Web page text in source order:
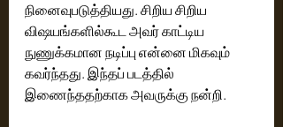
நினைவுபடுத்தியது. சிறிய சிறிய
விஷயங்களில்கூட அவர் காட்டிய
நுணுக்கமான நடிப்பு என்னை மிகவும்
கவர்ந்தது. இந்தப் படத்தில்
இணைந்ததற்காக அவருக்கு நன்றி.